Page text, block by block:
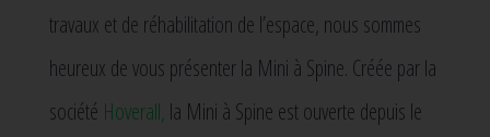
travaux et de réhabilitation de l’espace, nous sommes
heureux de vous présenter la Mini à Spine. Créée par la
société Hoverall, la Mini à Spine est ouverte depuis le